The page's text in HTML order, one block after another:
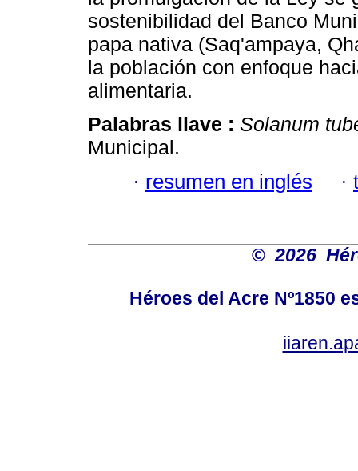
sostenibilidad del Banco
papa nativa (Saq'ampaya,
la población con enfoque
alimentaria.
Palabras llave : Solanum
Municipal.
· resumen en inglés ·
© 2026
Héroes del Acre Nº1850